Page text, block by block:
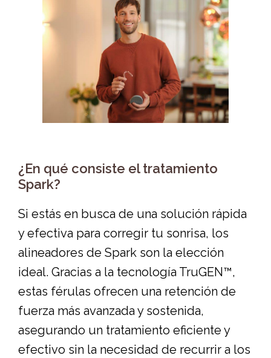
¿En qué consiste el tratamiento
Spark?
Si estás en busca de una solución rápida
y efectiva para corregir tu sonrisa, los
alineadores de Spark son la elección
ideal. Gracias a la tecnología TruGEN™,
estas férulas ofrecen una retención de
fuerza más avanzada y sostenida,
asegurando un tratamiento eficiente y
efectivo sin la necesidad de recurrir a los